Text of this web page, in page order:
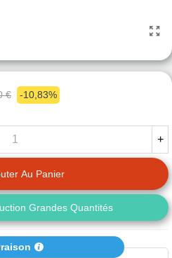
€
-10,83%
+
Au Panier
Grandes Quantités